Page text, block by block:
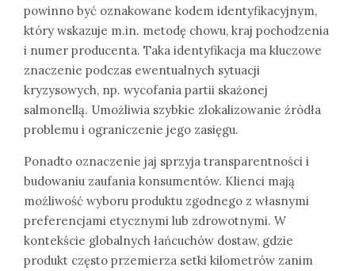
powinno być oznakowane kodem identyfikacyjnym,
który wskazuje m.in. metodę chowu, kraj pochodzenia
i numer producenta. Taka identyfikacja ma kluczowe
znaczenie podczas ewentualnych sytuacji
kryzysowych, np. wycofania partii skażonej
salmonellą. Umożliwia szybkie zlokalizowanie źródła
problemu i ograniczenie jego zasięgu.
Ponadto oznaczenie jaj sprzyja transparentności i
budowaniu zaufania konsumentów. Klienci mają
możliwość wyboru produktu zgodnego z własnymi
preferencjami etycznymi lub zdrowotnymi. W
kontekście globalnych łańcuchów dostaw, gdzie
produkt często przemierza setki kilometrów zanim